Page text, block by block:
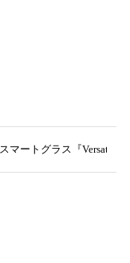
スマートグラス『Versatile